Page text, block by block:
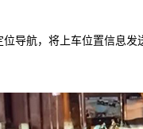
导航，将上车位置信息